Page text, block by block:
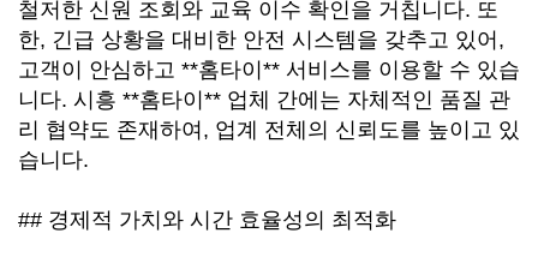
철저한 신원 조회와 교육 이수 확인을 거칩니다. 또
한, 긴급 상황을 대비한 안전 시스템을 갖추고 있어,
고객이 안심하고 **홈타이** 서비스를 이용할 수 있습
니다. 시흥 **홈타이** 업체 간에는 자체적인 품질 관
리 협약도 존재하여, 업계 전체의 신뢰도를 높이고 있
습니다.
## 경제적 가치와 시간 효율성의 최적화